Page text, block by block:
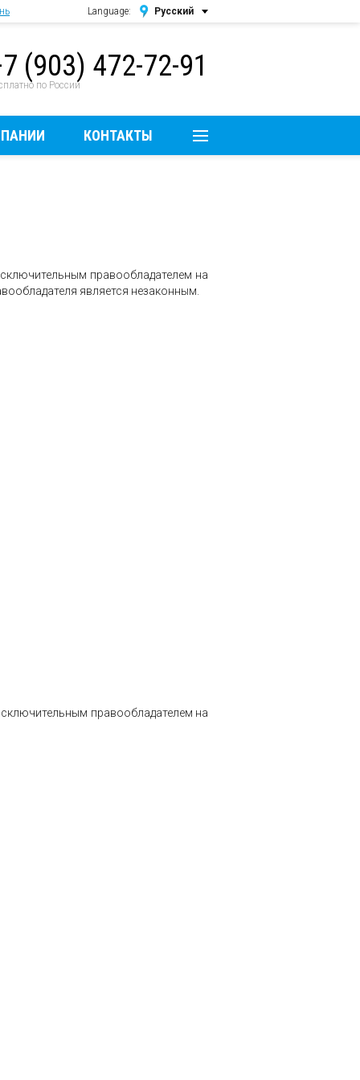
Language: Русский
English
(903) 472-72-91
по России
КОНТАКТЫ
правообладателем на
является незаконным.
правообладателем на